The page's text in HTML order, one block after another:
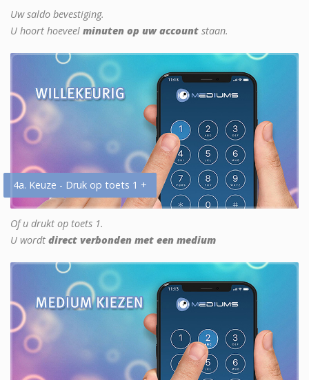
Uw saldo bevestiging.
U hoort hoeveel minuten op uw account staan.
4a. Keuze - Druk op toets 1 +
Of u drukt op toets 1.
U wordt direct verbonden met een medium